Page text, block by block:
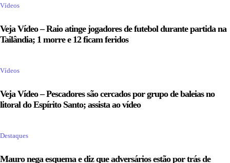
Vídeos
Veja Vídeo – Raio atinge jogadores de futebol durante partida na
Tailândia; 1 morre e 12 ficam feridos
Vídeos
Veja Vídeo – Pescadores são cercados por grupo de baleias no
litoral do Espírito Santo; assista ao vídeo
Destaques
Mauro nega esquema e diz que adversários estão por trás de